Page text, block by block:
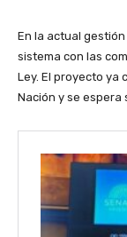
En la actual
sistema con las
Ley. El proyecto ya
Nación y se espera